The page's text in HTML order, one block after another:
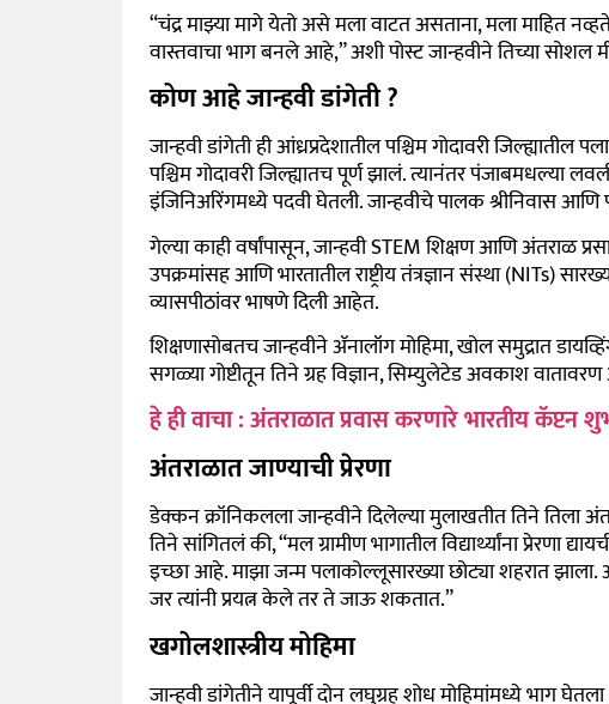
“चंद्र माझ्या मागे येतो असे मला वाटत असताना, मला माहित
वास्तवाचा भाग बनले आहे,” अशी पोस्ट जान्हवीने तिच्या
कोण आहे जान्हवी डांगेती ?
जान्हवी डांगेती ही आंध्रप्रदेशातील पश्चिम गोदावरी
पश्चिम गोदावरी जिल्ह्यातच पूर्ण झालं. त्यानंतर पंजाबमधल्या
इंजिनिअरिंगमध्ये पदवी घेतली. जान्हवीचे पालक श्रीनिवास
गेल्या काही वर्षांपासून, जान्हवी STEM शिक्षण आणि अंतराळ
उपक्रमांसह आणि भारतातील राष्ट्रीय तंत्रज्ञान संस्था (NITs)
व्यासपीठांवर भाषणे दिली आहेत.
शिक्षणासोबतच जान्हवीने ॲनालॉग मोहिमा, खोल समुद्रात
सगळ्या गोष्टीतून तिने ग्रह विज्ञान, सिम्युलेटेड अवकाश
हे ही वाचा : अंतराळात प्रवास करणारे भारतीय
अंतराळात जाण्याची प्रेरणा
डेक्कन क्रॉनिकलला जान्हवीने दिलेल्या मुलाखतीत तिने तिला
तिने सांगितलं की, “मल ग्रामीण भागातील विद्यार्थ्यांना प्रेरणा
इच्छा आहे. माझा जन्म पलाकोल्लूसारख्या छोट्या शहरात
जर त्यांनी प्रयत्न केले तर ते जाऊ शकतात.”
खगोलशास्त्रीय मोहिमा
जान्हवी डांगेतीने यापूर्वी दोन लघुग्रह शोध मोहिमांमध्ये भाग